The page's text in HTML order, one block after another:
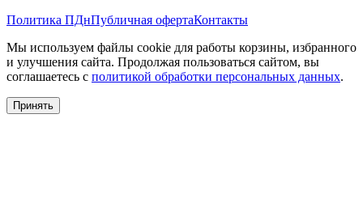
Политика ПДнПубличная офертаКонтакты
Мы используем файлы cookie для работы корзины, избранного
и улучшения сайта. Продолжая пользоваться сайтом, вы
соглашаетесь с политикой обработки персональных данных.
Принять